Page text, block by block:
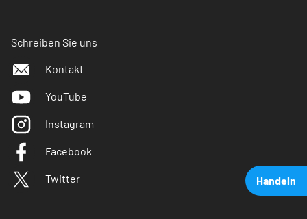
Handeln
Schreiben Sie uns
Kontakt
YouTube
Instagram
Facebook
Twitter